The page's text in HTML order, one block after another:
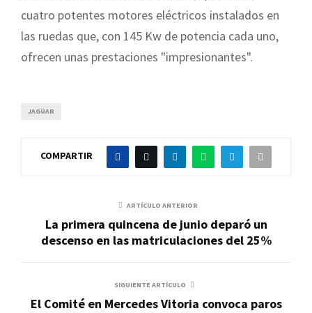
cuatro potentes motores eléctricos instalados en
las ruedas que, con 145 Kw de potencia cada uno,
ofrecen unas prestaciones "impresionantes".
JAGUAR
COMPARTIR
ARTÍCULO ANTERIOR
La primera quincena de junio deparó un
descenso en las matriculaciones del 25%
SIGUIENTE ARTÍCULO
El Comité en Mercedes Vitoria convoca paros